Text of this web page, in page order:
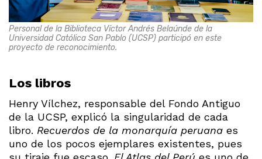
Personal de la Biblioteca Víctor Andrés Belaúnde de la
Universidad Católica San Pablo (UCSP) participó en este
proyecto de reconocimiento.
Los libros
Henry Vílchez, responsable del Fondo Antiguo
de la UCSP, explicó la singularidad de cada
libro. Recuerdos de la monarquía peruana es
uno de los pocos ejemplares existentes, pues